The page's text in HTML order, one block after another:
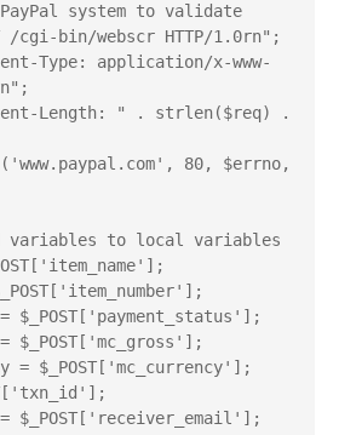
system to validate
/cgi-bin/webscr HTTP/1.0rn";
Type: application/x-www-
Length: " . strlen($req) .
80, $errno,
variables to local variables
$_POST['payment_status'];
= $_POST['mc_gross'];
= $_POST['mc_currency'];
$_POST['receiver_email'];